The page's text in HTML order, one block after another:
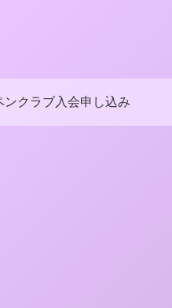
ンクラブ入会申し込み